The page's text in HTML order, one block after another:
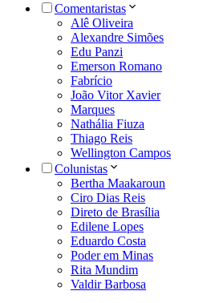
Comentaristas
Alê Oliveira
Alexandre Simões
Edu Panzi
Emerson Romano
Fabrício
João Vitor Xavier
Marques
Nathália Fiuza
Thiago Reis
Wellington Campos
Colunistas
Bertha Maakaroun
Ciro Dias Reis
Direto de Brasília
Edilene Lopes
Eduardo Costa
Poder em Minas
Rita Mundim
Valdir Barbosa